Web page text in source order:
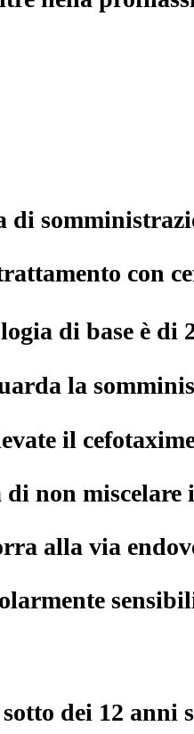
di
con
di base è di
la
il
di non
alla via
dei 12 anni